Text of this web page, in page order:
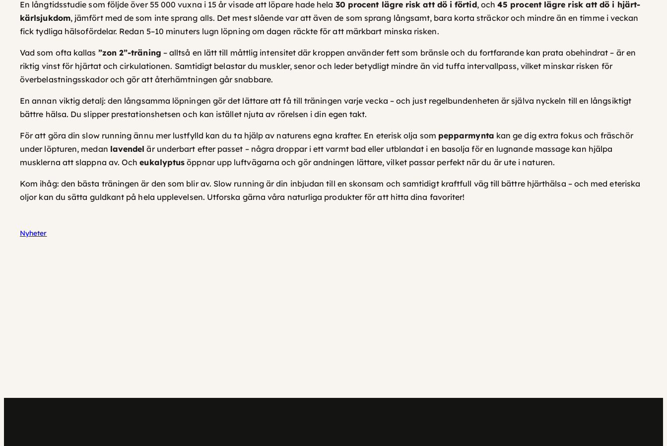
En långtidsstudie som följde över 55 000 vuxna i 15 år visade att löpare hade hela 30 procent lägre risk att dö i förtid, och45 procent lägre risk att dö i hjärt-
kärlsjukdom, jämfört med de som inte sprang alls. Det mest slående var att även de som sprang långsamt, bara korta sträckor och mindre än en timme i veckan
fick tydliga hälsofördelar. Redan 5–10 minuters lugn löpning om dagen räckte för att märkbart minska risken.
Vad som ofta kallas ”zon 2”-träning – alltså en lätt till måttlig intensitet där kroppen använder fett som bränsle och du fortfarande kan prata obehindrat – är en
riktig vinst för hjärtat och cirkulationen. Samtidigt belastar du muskler, senor och leder betydligt mindre än vid tuffa intervallpass, vilket minskar risken för
överbelastningsskador och gör att återhämtningen går snabbare.
En annan viktig detalj: den långsamma löpningen gör det lättare att få till träningen varje vecka – och just regelbundenheten är själva nyckeln till en långsiktigt
bättre hälsa. Du slipper prestationshetsen och kan istället njuta av rörelsen i din egen takt.
För att göra din slow running ännu mer lustfylld kan du ta hjälp av naturens egna krafter. En eterisk olja som pepparmynta kan ge dig extra fokus och fräschör
under löpturen, medan lavendel är underbart efter passet – några droppar i ett varmt bad eller utblandat i en basolja för en lugnande massage kan hjälpa
musklerna att slappna av. Ocheukalyptus öppnar upp luftvägarna och gör andningen lättare, vilket passar perfekt när du är ute i naturen.
Kom ihåg: den bästa träningen är den som blir av. Slow running är din inbjudan till en skonsam och samtidigt kraftfull väg till bättre hjärthälsa – och med eteriska
oljor kan du sätta guldkant på hela upplevelsen. Utforska gärna våra naturliga produkter för att hitta dina favoriter!
Nyheter